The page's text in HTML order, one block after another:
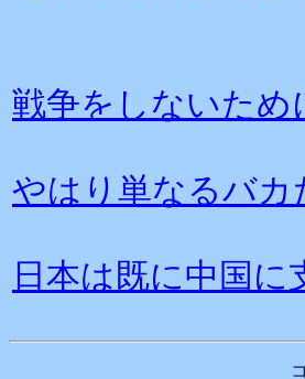
戦争をしないため
やはり単なるバカ
日本は既に中国